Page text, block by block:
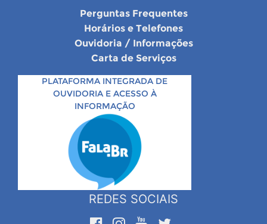
Perguntas Frequentes
Horários e Telefones
Ouvidoria / Informações
Carta de Serviços
PLATAFORMA INTEGRADA DE
OUVIDORIA E ACESSO À
INFORMAÇÃO
REDES SOCIAIS